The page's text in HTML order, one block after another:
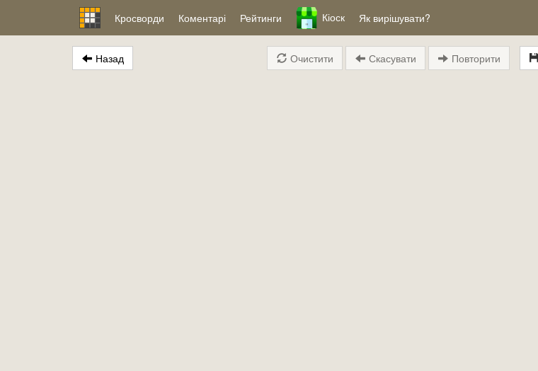
Кросворди Коментарі Рейтинги Кіоск Як вирішувати?
Назад Очистити Скасувати Повторити